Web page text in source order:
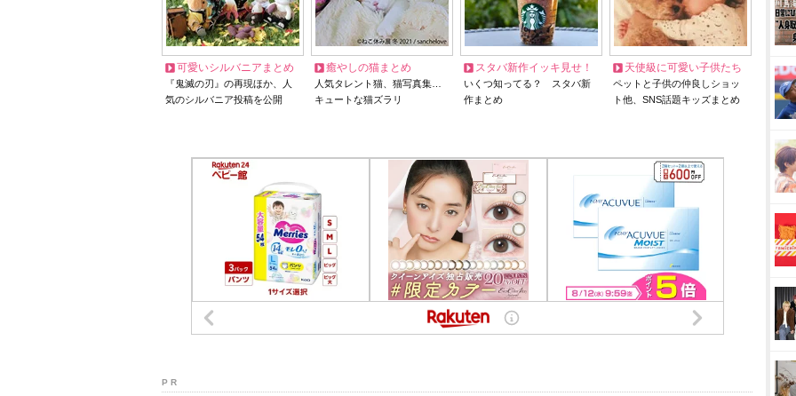
可愛いシルバニアまとめ
『鬼滅の刃』の再現ほか、人
気のシルバニア投稿を公開
癒やしの猫まとめ
人気タレント猫、猫写真集…
キュートな猫ズラリ
スタバ新作イッキ見せ！
いくつ知ってる？ スタバ新
作まとめ
天使級に可愛い子供たち
ペットと子供の仲良しショッ
ト他、SNS話題キッズまとめ
P R